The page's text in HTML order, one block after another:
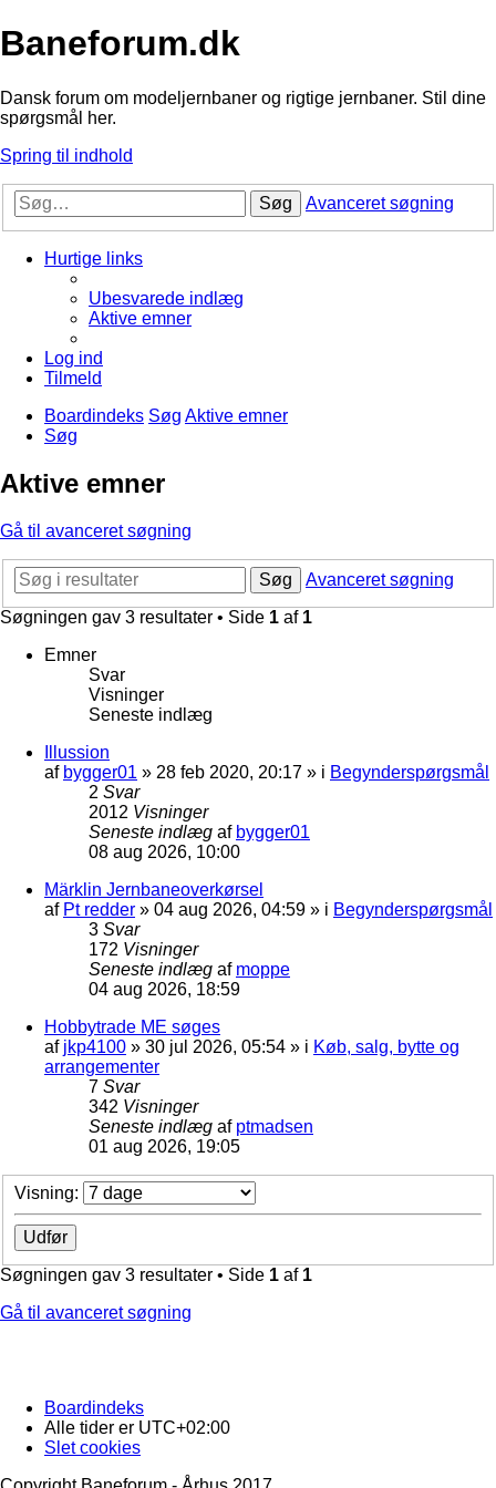
Baneforum.dk
Dansk forum om modeljernbaner og rigtige jernbaner. Stil dine
spørgsmål her.
Spring til indhold
Søg Avanceret søgning
Hurtige links
Ubesvarede indlæg
Aktive emner
Log ind
Tilmeld
Boardindeks Søg Aktive emner
Søg
Aktive emner
Gå til avanceret søgning
Søg
Avanceret søgning
Søgningen gav 3 resultater • Side 1 af 1
Emner
Svar
Visninger
Seneste indlæg
Illussion
af bygger01 » 28 feb 2020, 20:17 » i Begynderspørgsmål
2 Svar
2012 Visninger
Seneste indlæg af bygger01
08 aug 2026, 10:00
Märklin Jernbaneoverkørsel
af Pt redder » 04 aug 2026, 04:59 » i Begynderspørgsmål
3 Svar
172 Visninger
Seneste indlæg af moppe
04 aug 2026, 18:59
Hobbytrade ME søges
af jkp4100 » 30 jul 2026, 05:54 » i Køb, salg, bytte og
arrangementer
7 Svar
342 Visninger
Seneste indlæg af ptmadsen
01 aug 2026, 19:05
Visning:
Søgningen gav 3 resultater • Side 1 af 1
Gå til avanceret søgning
Boardindeks
Alle tider er UTC+02:00
Slet cookies